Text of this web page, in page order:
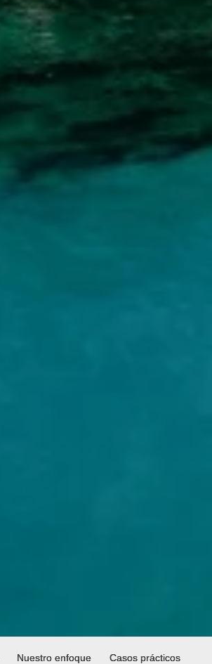
Nuestro enfoque Casos prácticos